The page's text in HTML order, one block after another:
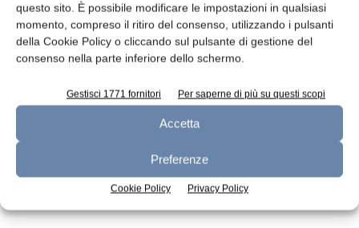
questo sito. È possibile modificare le impostazioni in qualsiasi
momento, compreso il ritiro del consenso, utilizzando i pulsanti
della Cookie Policy o cliccando sul pulsante di gestione del
consenso nella parte inferiore dello schermo.
Gestisci 1771 fornitori Per saperne di più su questi scopi
Accetta
Preferenze
Cookie Policy Privacy Policy
n.6 - Giugno 2026 n.5 - Maggio 2026
Edicola Web